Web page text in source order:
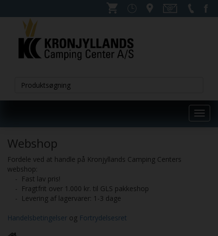
Webshop
Fordele ved at handle på Kronjyllands Camping Centers
webshop:
- Fast lav pris!
- Fragtfrit over 1.000 kr. til GLS pakkeshop
- Levering af lagervarer: 1-3 dage
Handelsbetingelser og Fortrydelsesret